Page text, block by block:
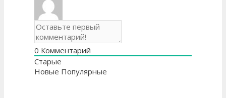
0 Комментарий
Старые
Новые Популярные